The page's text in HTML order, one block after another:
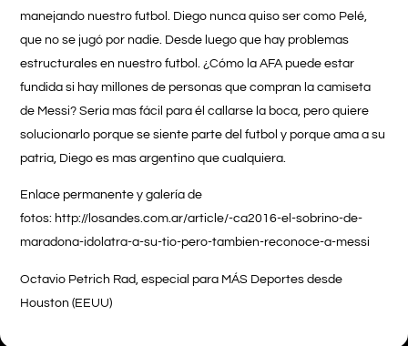
manejando nuestro futbol. Diego nunca quiso ser como Pelé,
que no se jugó por nadie. Desde luego que hay problemas
estructurales en nuestro futbol. ¿Cómo la AFA puede estar
fundida si hay millones de personas que compran la camiseta
de Messi? Seria mas fácil para él callarse la boca, pero quiere
solucionarlo porque se siente parte del futbol y porque ama a su
patria, Diego es mas argentino que cualquiera.
Enlace permanente y galería de
fotos: http://losandes.com.ar/article/-ca2016-el-sobrino-de-
maradona-idolatra-a-su-tio-pero-tambien-reconoce-a-messi
Octavio Petrich Rad, especial para MÁS Deportes desde
Houston (EEUU)